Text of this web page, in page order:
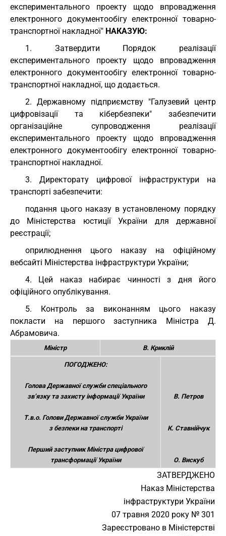
експериментального проекту щодо впровадження
електронного документообігу електронної товарно-
транспортної накладної" НАКАЗУЮ:
1. Затвердити Порядок реалізації
експериментального проекту щодо впровадження
електронного документообігу електронної товарно-
транспортної накладної, що додається.
2. Державному підприємству "Галузевий центр
цифровізації та кібербезпеки" забезпечити
організаційне супроводження реалізації
експериментального проекту щодо впровадження
електронного документообігу електронної товарно-
транспортної накладної.
3. Директорату цифрової інфраструктури на
транспорті забезпечити:
подання цього наказу в установленому порядку
до Міністерства юстиції України для державної
реєстрації;
оприлюднення цього наказу на офіційному
вебсайті Міністерства інфраструктури України;
4. Цей наказ набирає чинності з дня його
офіційного опублікування.
5. Контроль за виконанням цього наказу
покласти на першого заступника Міністра Д.
Абрамовича.
Міністр В. Криклій
ПОГОДЖЕНО:
Голова Державної служби спеціального
зв’язку та захисту інформації України
Т.в.о. Голови Державної служби України
з безпеки на транспорті
Перший заступник Міністра цифрової
трансформації України
В. Петров
К. Ставнійчук
О. Вискуб
ЗАТВЕРДЖЕНО
Наказ Міністерства
інфраструктури України
07 травня 2020 року № 301
Зареєстровано в Міністерстві